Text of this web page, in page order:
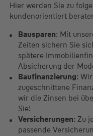
Hier werden Sie zu
kundenorientiert
Bausparen: Mit
Zeiten sichern Sie
spätere
Absicherung der
Baufinanzierung:
zugeschnittene
wir die Zinsen bei
Sie!
Versicherungen: Zu
passende